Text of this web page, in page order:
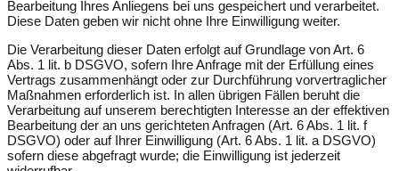
Bearbeitung Ihres Anliegens bei uns gespeichert und verarbeitet.
Diese Daten geben wir nicht ohne Ihre Einwilligung weiter.
Die Verarbeitung dieser Daten erfolgt auf Grundlage von Art. 6
Abs. 1 lit. b DSGVO, sofern Ihre Anfrage mit der Erfüllung eines
Vertrags zusammenhängt oder zur Durchführung vorvertraglicher
Maßnahmen erforderlich ist. In allen übrigen Fällen beruht die
Verarbeitung auf unserem berechtigten Interesse an der effektiven
Bearbeitung der an uns gerichteten Anfragen (Art. 6 Abs. 1 lit. f
DSGVO) oder auf Ihrer Einwilligung (Art. 6 Abs. 1 lit. a DSGVO)
sofern diese abgefragt wurde; die Einwilligung ist jederzeit